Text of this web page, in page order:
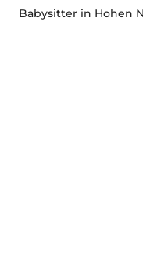
Babysitter in Hohen